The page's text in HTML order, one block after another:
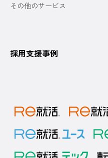
その他のサービス
採用支援事例